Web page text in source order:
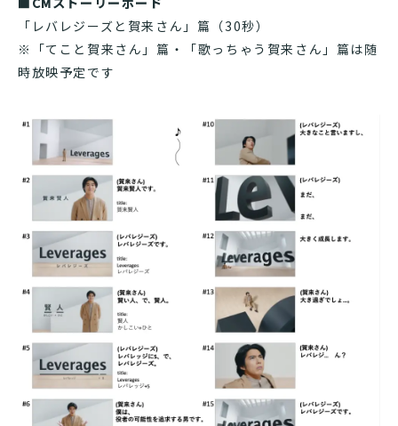
「レバレジーズと賀来さん」篇（30秒）
※「てこと賀来さん」篇・「歌っちゃう賀来さん」篇は随
時放映予定です